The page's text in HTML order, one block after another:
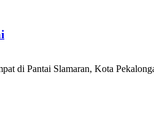
di Pantai Slamaran, Kota